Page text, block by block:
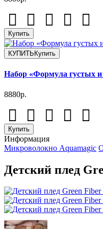
Купить
КУПИТЬ Купить
Набор «Формула густых
8880р.
Купить
Информация
Микроволокно Aquamagic
Детский плед